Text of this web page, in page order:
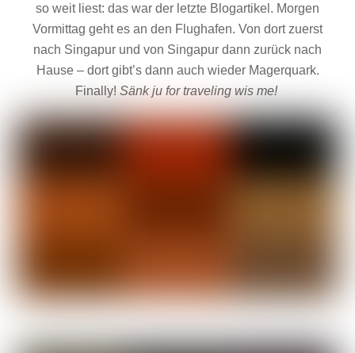
so weit liest: das war der letzte Blogartikel. Morgen
Vormittag geht es an den Flughafen. Von dort zuerst
nach Singapur und von Singapur dann zurück nach
Hause – dort gibt’s dann auch wieder Magerquark.
Finally! Sänk ju for traveling wis me!